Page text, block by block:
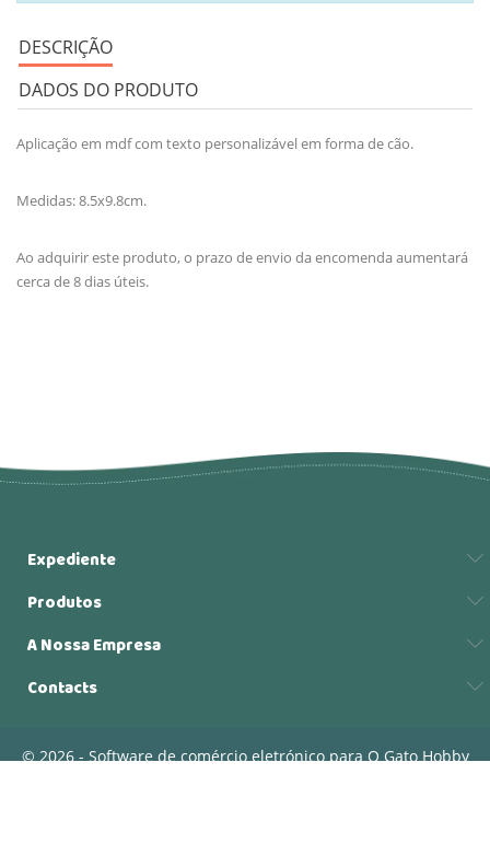
DESCRIÇÃO
DADOS DO PRODUTO
Aplicação em mdf com texto personalizável em forma de cão.
Medidas: 8.5x9.8cm.
Ao adquirir este produto, o prazo de envio da encomenda aumentará
cerca de 8 dias úteis.
Expediente
Produtos
A Nossa Empresa
Contacts
© 2026 - Software de comércio eletrónico para O Gato Hobby